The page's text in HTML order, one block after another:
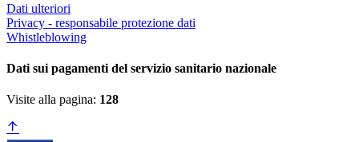
Dati ulteriori
Privacy - responsabile protezione dati
Whistleblowing
Dati sui pagamenti del servizio sanitario nazionale
Visite alla pagina: 128